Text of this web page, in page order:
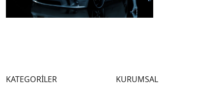
KATEGORİLER KURUMSAL